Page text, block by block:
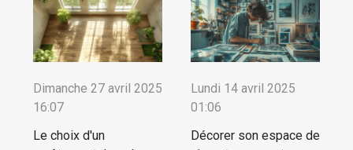
Dimanche 27 avril 2025
16:07
Le choix d'un
Lundi 14 avril 2025
01:06
Décorer son espace de